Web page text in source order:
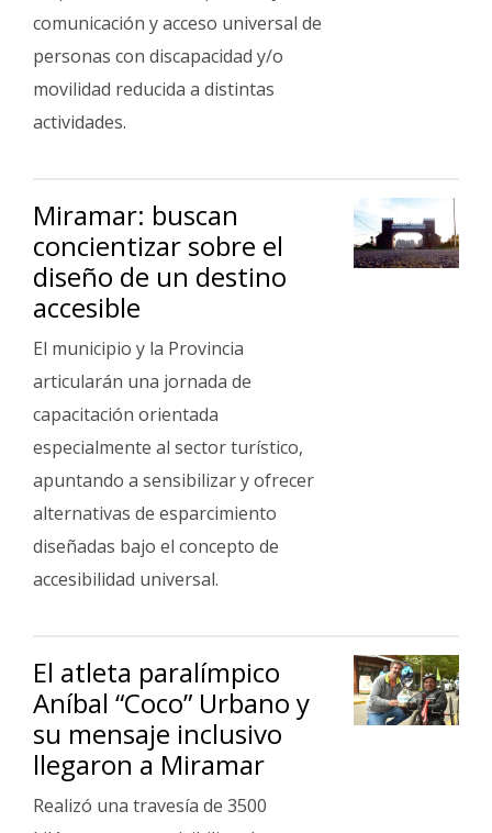
comunicación y acceso universal de
personas con discapacidad y/o
movilidad reducida a distintas
actividades.
Miramar: buscan
concientizar sobre el
diseño de un destino
accesible
El municipio y la Provincia
articularán una jornada de
capacitación orientada
especialmente al sector turístico,
apuntando a sensibilizar y ofrecer
alternativas de esparcimiento
diseñadas bajo el concepto de
accesibilidad universal.
El atleta paralímpico
Aníbal “Coco” Urbano y
su mensaje inclusivo
llegaron a Miramar
Realizó una travesía de 3500